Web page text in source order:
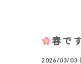
春で
2026/03/03｜